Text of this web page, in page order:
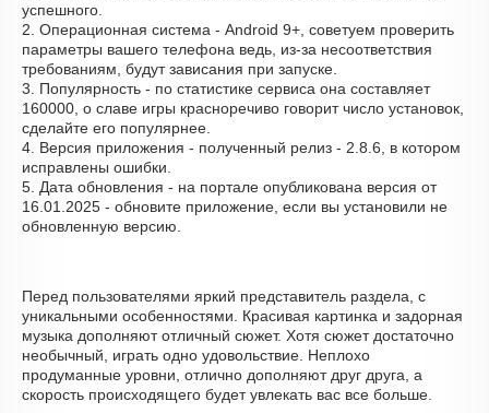
успешного.
2. Операционная система - Android 9+, советуем проверить
параметры вашего телефона ведь, из-за несоответствия
требованиям, будут зависания при запуске.
3. Популярность - по статистике сервиса она составляет
160000, о cлаве игры красноречиво говорит число установок,
сделайте его популярнее.
4. Версия приложения - полученный релиз - 2.8.6, в котором
исправлены ошибки.
5. Дата обновления - на портале опубликована версия от
16.01.2025 - обновите приложение, если вы установили не
обновленную версию.
Перед пользователями яркий представитель раздела, с
уникальными особенностями. Красивая картинка и задорная
музыка дополняют отличный сюжет. Хотя сюжет достаточно
необычный, играть одно удовольствие. Неплохо
продуманные уровни, отлично дополняют друг друга, а
скорость происходящего будет увлекать вас все больше.